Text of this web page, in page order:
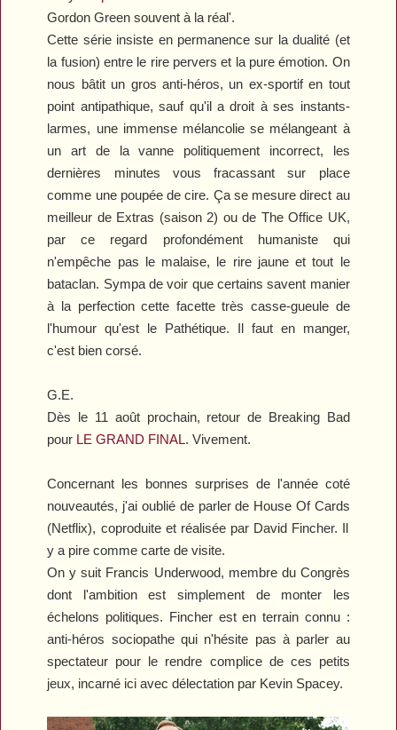
Gordon Green souvent à la réal'.
Cette série insiste en permanence sur la dualité (et
la fusion) entre le rire pervers et la pure émotion. On
nous bâtit un gros anti-héros, un ex-sportif en tout
point antipathique, sauf qu'il a droit à ses instants-
larmes, une immense mélancolie se mélangeant à
un art de la vanne politiquement incorrect, les
dernières minutes vous fracassant sur place
comme une poupée de cire. Ça se mesure direct au
meilleur de Extras (saison 2) ou de The Office UK,
par ce regard profondément humaniste qui
n'empêche pas le malaise, le rire jaune et tout le
bataclan. Sympa de voir que certains savent manier
à la perfection cette facette très casse-gueule de
l'humour qu'est le Pathétique. Il faut en manger,
c'est bien corsé.
G.E.
Dès le 11 août prochain, retour de Breaking Bad
pour LE GRAND FINAL. Vivement.
Concernant les bonnes surprises de l'année coté
nouveautés, j'ai oublié de parler de House Of Cards
(Netflix), coproduite et réalisée par David Fincher. Il
y a pire comme carte de visite.
On y suit Francis Underwood, membre du Congrès
dont l'ambition est simplement de monter les
échelons politiques. Fincher est en terrain connu :
anti-héros sociopathe qui n'hésite pas à parler au
spectateur pour le rendre complice de ces petits
jeux, incarné ici avec délectation par Kevin Spacey.